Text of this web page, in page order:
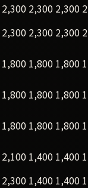
2,300 2,300 2,300
2,300 2,300 2,300
1,800 1,800 1,800
1,800 1,800 1,800
1,800 1,800 1,800
2,100 1,400 1,400
2,300 1,400 1,400